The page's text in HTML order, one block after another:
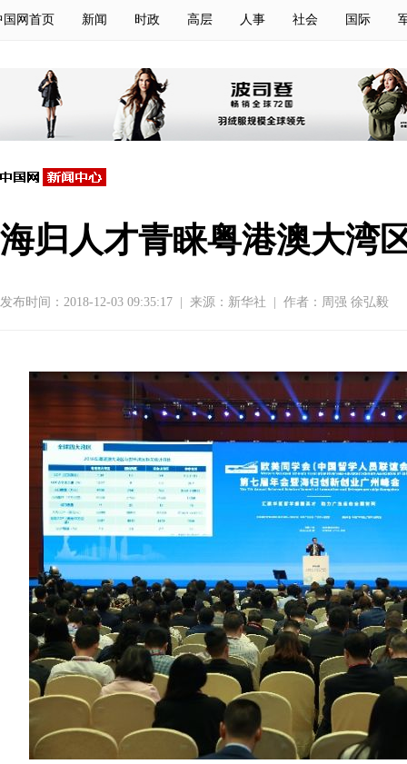
国网首页 新闻 时政 高层 人事 社会 国际
海归人才青睐粤港澳大湾
发布时间：2018-12-03 09:35:17 来源：新华社 作者：周强 徐弘毅